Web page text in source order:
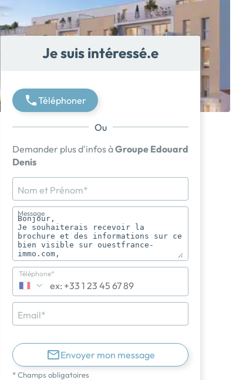
Je suis intéressé.e
Téléphoner
Ou
Demander plus d'infos àGroupe Edouard
Denis
Nom et Prénom*
Message
Téléphone*
Email*
Envoyer mon message
* Champs obligatoires